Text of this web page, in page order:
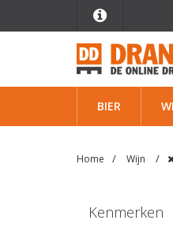
BIER
Home Wijn
Kenmerken